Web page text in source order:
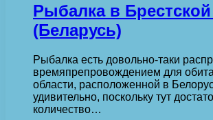
Рыбалка в
(Беларусь)
Рыбалка есть довольно-таки
времяпрепровождением для
области, расположенной в
удивительно, поскольку тут
количество…